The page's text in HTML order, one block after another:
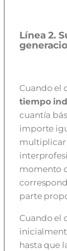
Línea 2.
Cuando el
tiempo
cuantía
importe
multiplicar
momento
parte
Cuando el
hasta que